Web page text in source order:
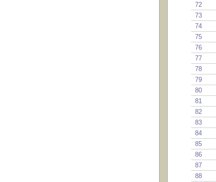
72
73
74
75
76
77
78
79
80
81
82
83
84
85
86
87
88